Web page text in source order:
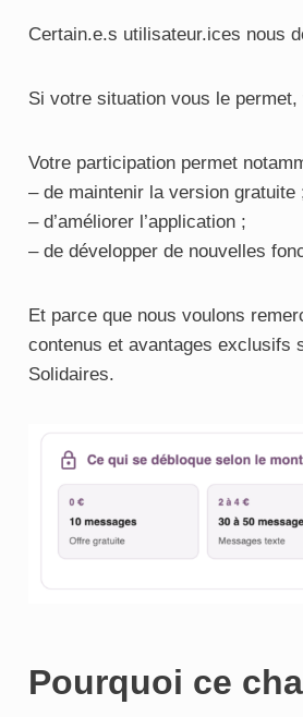
Certain.e.s utilisateur.ices nous
Si votre situation vous le
Votre participation permet
– de maintenir la version gratuite
– d’améliorer l’application ;
– de développer de nouvelles
Et parce que nous voulons
contenus et avantages exclusifs
Solidaires.
Pourquoi ce